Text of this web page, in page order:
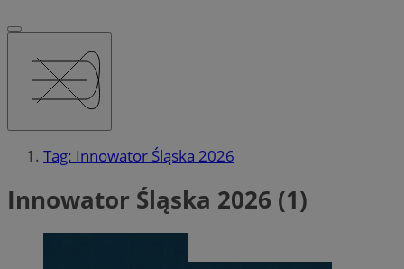
Tag: Innowator Śląska 2026
Innowator Śląska 2026 (1)